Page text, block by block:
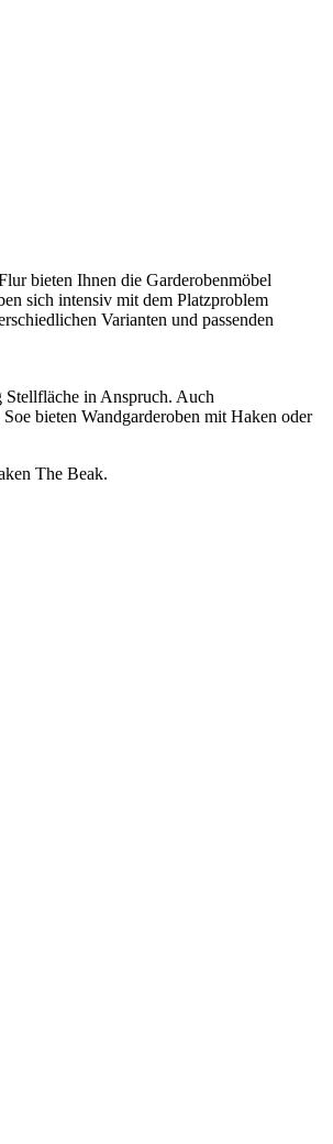
bieten Ihnen die Garderobenmöbel
sich intensiv mit dem Platzproblem
Varianten und passenden
Stellfläche in Anspruch. Auch
bieten Wandgarderoben mit Haken oder
The Beak.